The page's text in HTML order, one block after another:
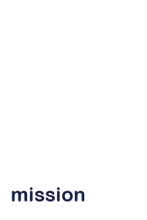
mission